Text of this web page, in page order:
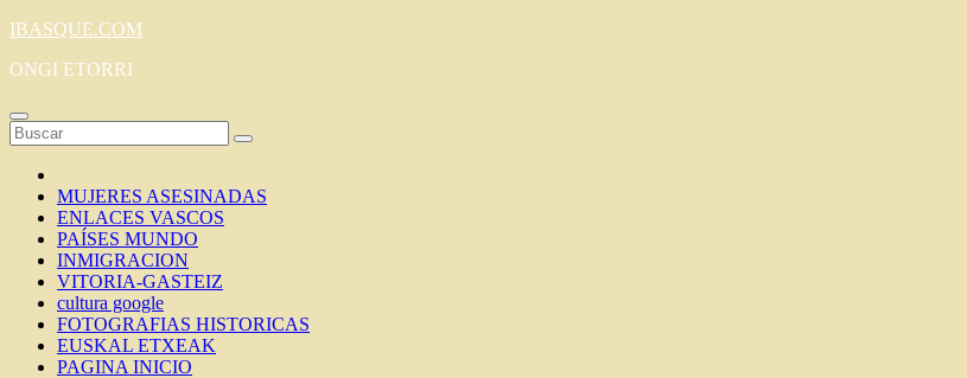
Saltar
contenido
IBASQUE.COM
ONGI ETORRI
MUJERES ASESINADAS
ENLACES VASCOS
PAÍSES MUNDO
INMIGRACION
VITORIA-GASTEIZ
cultura google
FOTOGRAFIAS HISTORICAS
EUSKAL ETXEAK
PAGINA INICIO